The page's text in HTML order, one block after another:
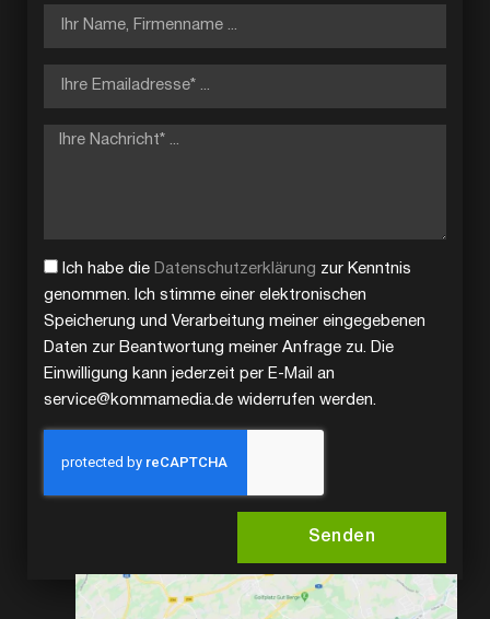
Ich habe die Datenschutzerklärung zur Kenntnis
genommen. Ich stimme einer elektronischen
Speicherung und Verarbeitung meiner eingegebenen
Daten zur Beantwortung meiner Anfrage zu. Die
Einwilligung kann jederzeit per E-Mail an
service@kommamedia.de widerrufen werden.
Senden